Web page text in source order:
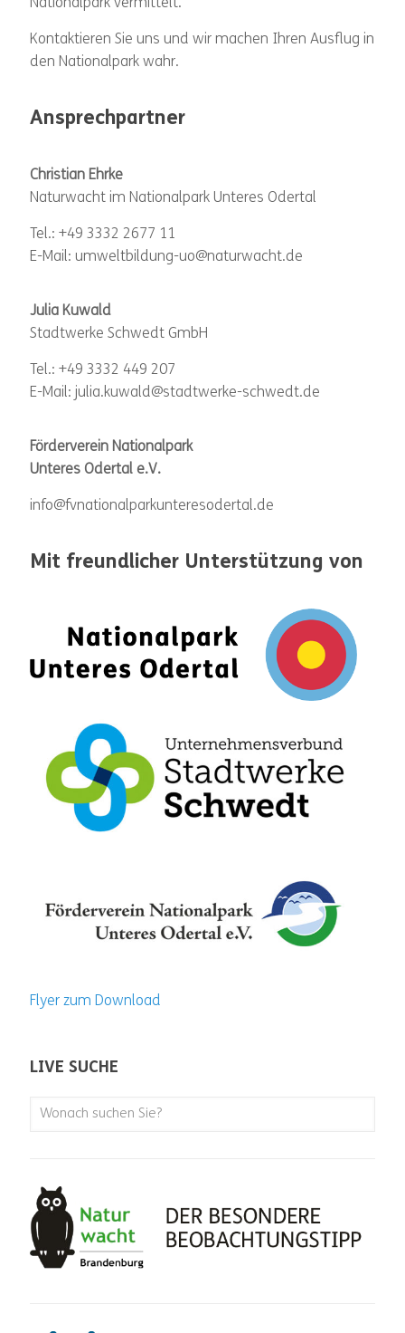
Nationalpark vermittelt.
Kontaktieren Sie uns und wir machen Ihren Ausflug in
den Nationalpark wahr.
Ansprechpartner
Christian Ehrke
Naturwacht im Nationalpark Unteres Odertal
Tel.: +49 3332 2677 11
E-Mail: umweltbildung-uo@naturwacht.de
Julia Kuwald
Stadtwerke Schwedt GmbH
Tel.: +49 3332 449 207
E-Mail: julia.kuwald@stadtwerke-schwedt.de
Förderverein Nationalpark
Unteres Odertal e.V.
info@fvnationalparkunteresodertal.de
Mit freundlicher Unterstützung von
Flyer zum Download
LIVE SUCHE